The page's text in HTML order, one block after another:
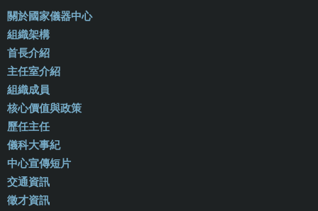
關於國家儀器中心
組織架構
首長介紹
主任室介紹
組織成員
核心價值與政策
歷任主任
儀科大事紀
中心宣傳短片
交通資訊
徵才資訊